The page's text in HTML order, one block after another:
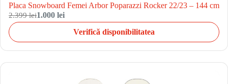
Placa Snowboard Femei Arbor Poparazzi Rocker 22/23 – 144 cm
2.399 lei1.000 lei
Verifică disponibilitatea